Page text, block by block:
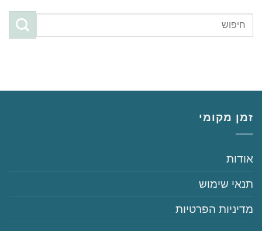
זמן מקומי
‏‏אודות
‏‏תנאי שימוש
‏‏מדיניות הפרטיות